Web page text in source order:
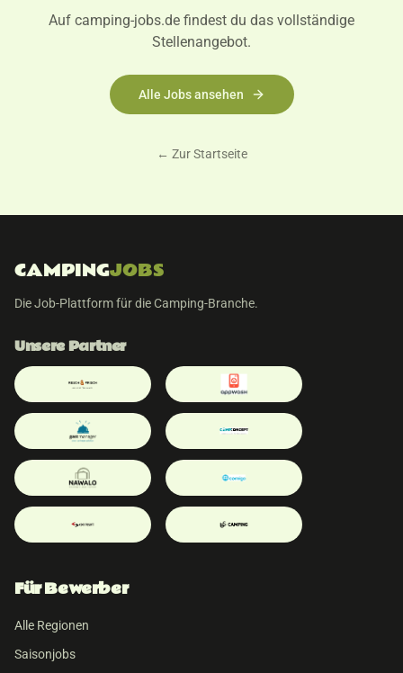
Auf camping-jobs.de findest du das vollständige
Stellenangebot.
Alle Jobs ansehen
← Zur Startseite
CAMPINGJOBS
Die Job-Plattform für die Camping-Branche.
Unsere Partner
Für Bewerber
Alle Regionen
Saisonjobs